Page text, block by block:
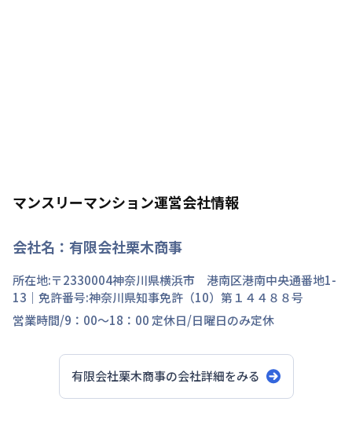
マンスリーマンション運営会社情報
会社名： 有限会社栗木商事
所在地:〒2330004神奈川県横浜市 港南区港南中央通番地1-
13 ｜免許番号:神奈川県知事免許（10）第１４４８８号
営業時間/9：00～18：00 定休日/日曜日のみ定休
有限会社栗木商事の会社詳細をみる